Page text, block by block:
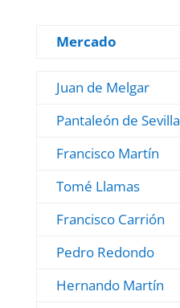
Mercado
Juan de Melgar
Pantaleón de Sevilla
Francisco Martín
Tomé Llamas
Francisco Carrión
Pedro Redondo
Hernando Martín